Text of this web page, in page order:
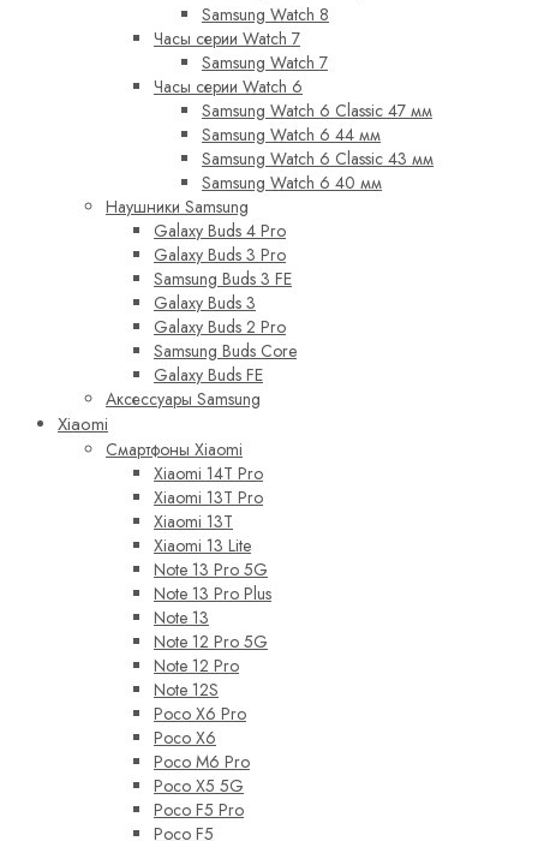
Samsung Watch 8
Часы серии Watch 7
Samsung Watch 7
Часы серии Watch 6
Samsung Watch 6 Classic 47 мм
Samsung Watch 6 44 мм
Samsung Watch 6 Classic 43 мм
Samsung Watch 6 40 мм
Наушники Samsung
Galaxy Buds 4 Pro
Galaxy Buds 3 Pro
Samsung Buds 3 FE
Galaxy Buds 3
Galaxy Buds 2 Pro
Samsung Buds Core
Galaxy Buds FE
Аксессуары Samsung
Xiaomi
Смартфоны Xiaomi
Xiaomi 14T Pro
Xiaomi 13T Pro
Xiaomi 13T
Xiaomi 13 Lite
Note 13 Pro 5G
Note 13 Pro Plus
Note 13
Note 12 Pro 5G
Note 12 Pro
Note 12S
Poco X6 Pro
Poco X6
Poco M6 Pro
Poco X5 5G
Poco F5 Pro
Poco F5